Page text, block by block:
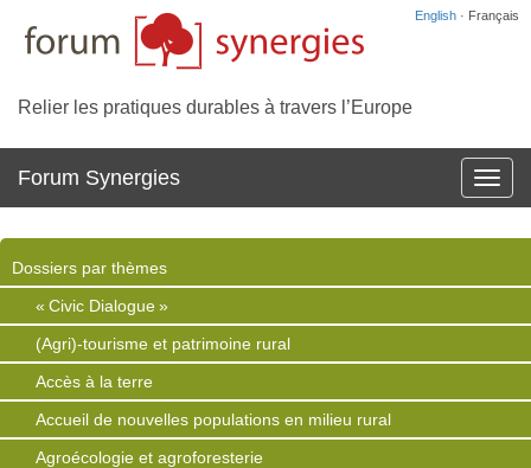
English · Français
Relier les pratiques durables à travers l’Europe
la
Forum Synergies
Dossiers par thèmes
« Civic Dialogue »
(Agri)-tourisme et patrimoine rural
Accès à la terre
Accueil de nouvelles populations en milieu rural
Agroécologie et agroforesterie